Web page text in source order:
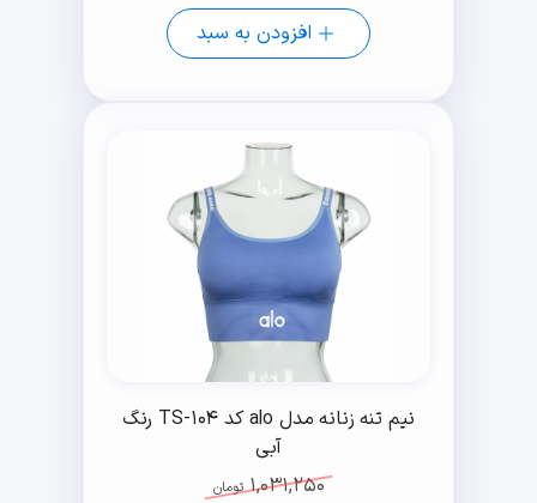
افزودن به سبد
نیم تنه زنانه مدل alo کد TS-104 رنگ
آبی
1,031,250 تومان